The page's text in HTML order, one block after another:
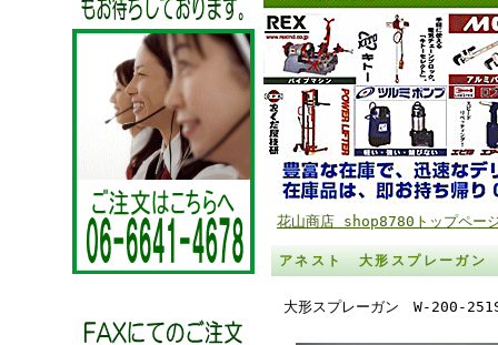
花山商店 shop8780トップペー
アネスト 大形スプレーガ
大形スプレーガン W-200-